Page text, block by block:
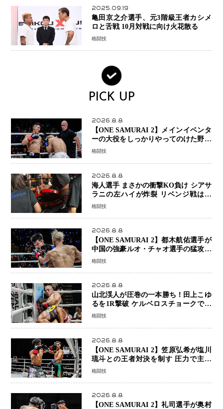
2025.09.19
亀田京之介選手、元3階級王者カシメ
格闘技
PICK UP
2026.8.8
【ONE SAMURAI 2】メインイベンタ
ーの大役をしっかりやってのけた野杁
正明が衝撃のリベンジ！ リウ・メン
ーで完全決着
格闘技
2026.8.8
海人選手 まさかの衝撃KO負け シアサ
ラニの左ハイが炸裂 リベンジ戦は一
瞬で決着
格闘技
2026.8.8
【ONE SAMURAI 2】都木航佑選手が
中国の強豪ルオ・チャオ選手の猛攻を
受けながらも的確な攻撃で応戦 最後
格闘技
2026.8.8
山北渓人が圧巻の一本勝ち！田上こゆ
るを1R撃破 ケルベロスチョークで存
在感を示す
格闘技
2026.8.8
【ONE SAMURAI 2】笠原弘希が塩川
琉斗との王者対決を制す 圧力で主導
権を握り判定勝利
格闘技
2026.8.8
【ONE SAMURAI 2】礼司選手が奥村